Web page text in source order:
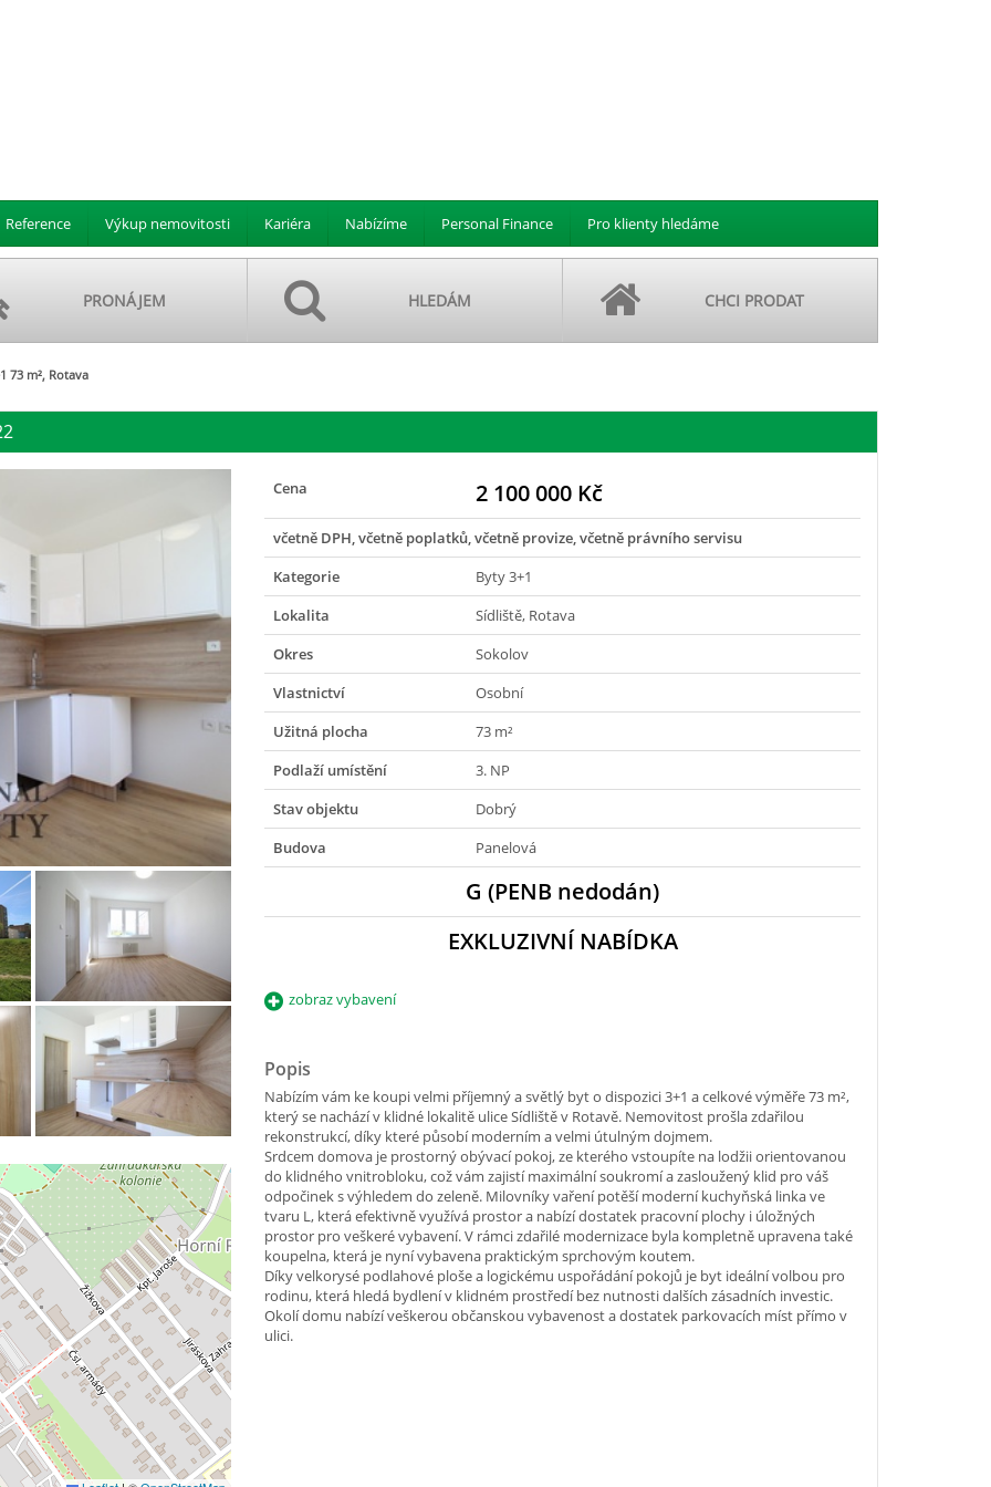
Reference Výkup nemovitosti Kariéra Nabízíme Personal Finance Pro klienty hledáme
PRONÁJEM HLEDÁM CHCI PRODAT
73 m², Rotava
Cena 2 100 000 Kč
včetně DPH, včetně poplatků, včetně provize, včetně právního servisu
Kategorie
Byty 3+1
Lokalita
Sídliště, Rotava
Okres
Sokolov
Vlastnictví
Osobní
Užitná plocha
73 m²
Podlaží umístění
3. NP
Stav objektu
Dobrý
Budova
Panelová
G (PENB nedodán)
EXKLUZIVNÍ NABÍDKA
zobraz vybavení
Popis
Nabízím vám ke koupi velmi příjemný a světlý byt o dispozici 3+1 a celkové výměře 73 m²,
který se nachází v klidné lokalitě ulice Sídliště v Rotavě. Nemovitost prošla zdařilou
rekonstrukcí, díky které působí moderním a velmi útulným dojmem.
Srdcem domova je prostorný obývací pokoj, ze kterého vstoupíte na lodžii orientovanou
do klidného vnitrobloku, což vám zajistí maximální soukromí a zasloužený klid pro váš
odpočinek s výhledem do zeleně. Milovníky vaření potěší moderní kuchyňská linka ve
tvaru L, která efektivně využívá prostor a nabízí dostatek pracovní plochy i úložných
prostor pro veškeré vybavení. V rámci zdařilé modernizace byla kompletně upravena také
koupelna, která je nyní vybavena praktickým sprchovým koutem.
Díky velkorysé podlahové ploše a logickému uspořádání pokojů je byt ideální volbou pro
rodinu, která hledá bydlení v klidném prostředí bez nutnosti dalších zásadních investic.
Okolí domu nabízí veškerou občanskou vybavenost a dostatek parkovacích míst přímo v
ulici.